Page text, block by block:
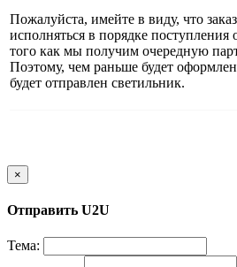
Пожалуйста, имейте в виду, что
исполняться в порядке
того как мы получим очередную
Поэтому, чем раньше будет
будет отправлен светильник.
×
Отправить U2U
Тема: